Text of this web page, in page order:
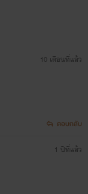
10 เดือนที่แล้ว
ตอบกลับ
1 ปีที่แล้ว